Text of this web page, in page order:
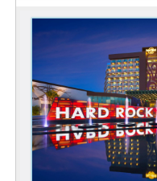
Hagrid’s Magical Creatures